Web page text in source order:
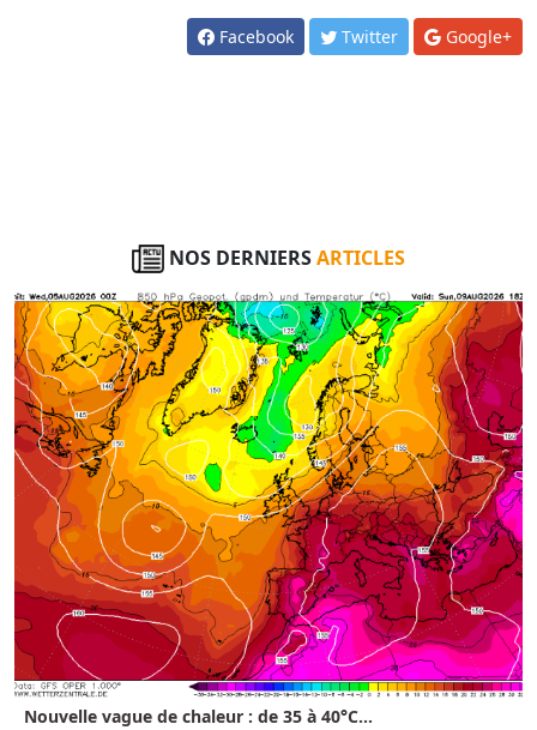
Facebook Twitter Google+
NOS DERNIERSARTICLES
Nouvelle vague de chaleur : de 35 à 40°C...